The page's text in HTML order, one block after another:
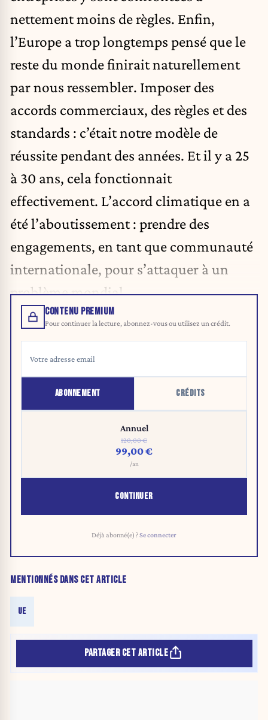
nettement moins de règles. Enfin,
l’Europe a trop longtemps pensé que le
reste du monde finirait naturellement
par nous ressembler. Imposer des
accords commerciaux, des règles et des
standards : c’était notre modèle de
réussite pendant des années. Et il y a 25
à 30 ans, cela fonctionnait
effectivement. L’accord climatique en a
été l’aboutissement : prendre des
engagements, en tant que communauté
internationale, pour s’attaquer à un
problème mondial.
CONTENU PREMIUM
Pour continuer la lecture, abonnez-vous ou utilisez un crédit.
ABONNEMENT CRÉDITS
Annuel
120,00 €
99,00 €
/an
CONTINUER
Déjà abonné(e) ?Se connecter
MENTIONNÉS DANS CET ARTICLE
UE
PARTAGER CET ARTICLE